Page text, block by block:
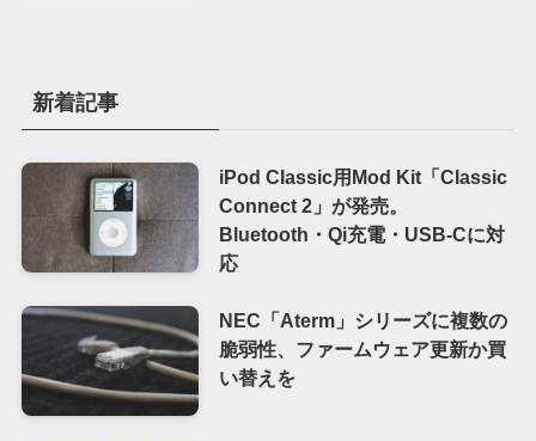
新着記事
iPod Classic用Mod Kit「Classic
Connect 2」が発売。
Bluetooth・Qi充電・USB-Cに対
応
NEC「Aterm」シリーズに複数の
脆弱性、ファームウェア更新か買
い替えを